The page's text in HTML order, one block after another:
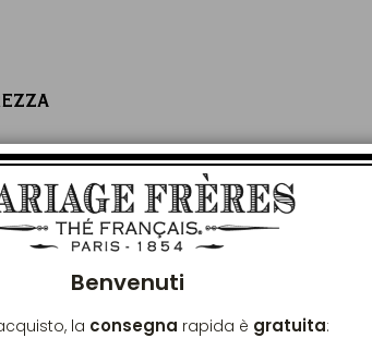
Benvenuti
la consegna rapida è gratuita: